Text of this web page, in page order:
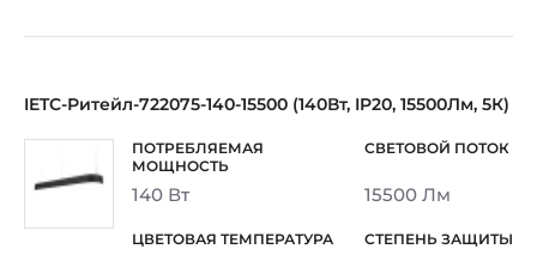
IETC-Ритейл-722075-140-15500 (140Вт, IP20, 15500Лм, 5К)
140 Вт 15500 Лм